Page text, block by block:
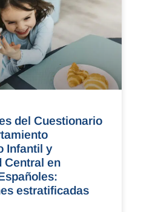
del Cuestionario
Infantil y
Central en
estratificadas